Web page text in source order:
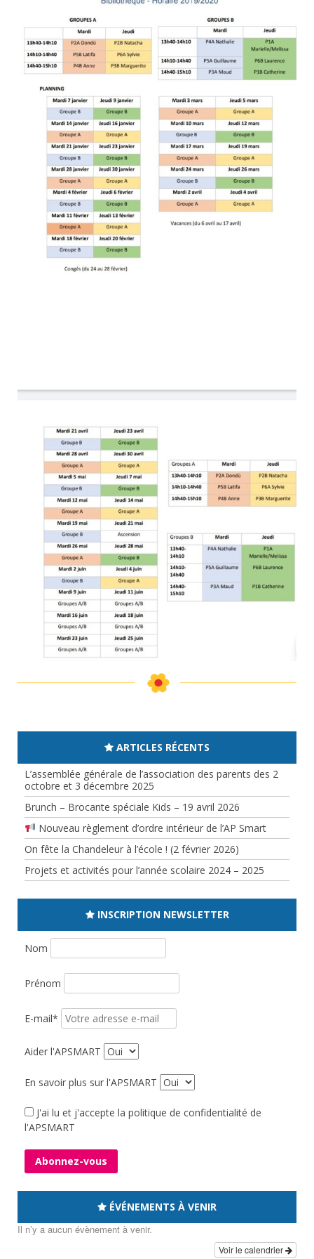
ARTICLES RÉCENTS
L’assemblée générale de l’association des parents des 2
octobre et 3 décembre 2025
Brunch – Brocante spéciale Kids – 19 avril 2026
Nouveau règlement d’ordre intérieur de l’AP Smart
On fête la Chandeleur à l’école ! (2 février 2026)
Projets et activités pour l’année scolaire 2024 – 2025
INSCRIPTION NEWSLETTER
Nom
Prénom
E-mail*
Aider l'APSMART
En savoir plus sur l'APSMART
J'ai lu et j'accepte la politique de confidentialité de
l'APSMART
ÉVÉNEMENTS À VENIR
Il n’y a aucun évènement à venir.
Voir le calendrier